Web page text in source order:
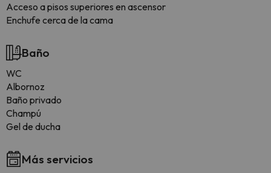
Acceso a pisos superiores en ascensor
Enchufe cerca de la cama
Baño
WC
Albornoz
Baño privado
Champú
Gel de ducha
Más servicios